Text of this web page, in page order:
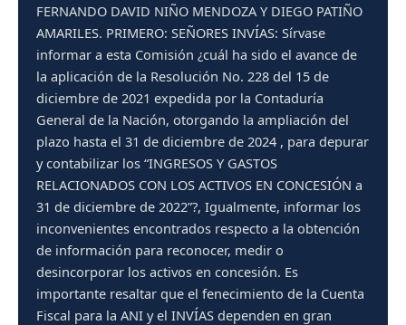
FERNANDO DAVID NIÑO MENDOZA Y DIEGO PATIÑO
AMARILES. PRIMERO: SEÑORES INVÍAS: Sírvase
informar a esta Comisión ¿cuál ha sido el avance de
la aplicación de la Resolución No. 228 del 15 de
diciembre de 2021 expedida por la Contaduría
General de la Nación, otorgando la ampliación del
plazo hasta el 31 de diciembre de 2024 , para depurar
y contabilizar los “INGRESOS Y GASTOS
RELACIONADOS CON LOS ACTIVOS EN CONCESIÓN a
31 de diciembre de 2022”?, Igualmente, informar los
inconvenientes encontrados respecto a la obtención
de información para reconocer, medir o
desincorporar los activos en concesión. Es
importante resaltar que el fenecimiento de la Cuenta
Fiscal para la ANI y el INVÍAS dependen en gran